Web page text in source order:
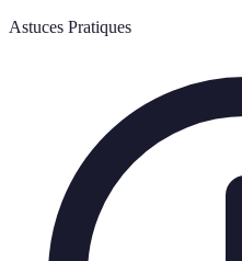
Astuces Pratiques